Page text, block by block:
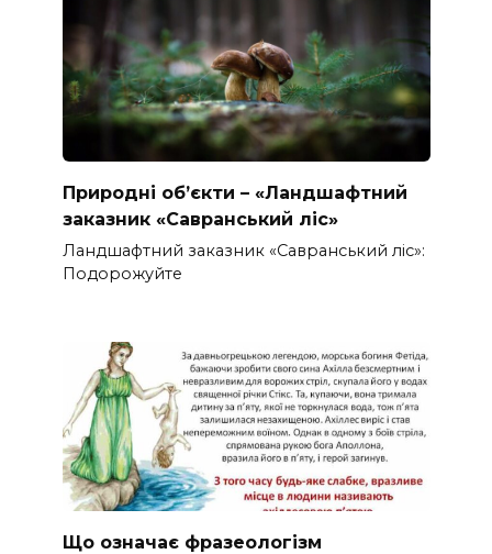
Природні об’єкти – «Ландшафтний
заказник «Савранський ліс»
Ландшафтний заказник «Савранський ліс»:
Подорожуйте
Що означає фразеологізм